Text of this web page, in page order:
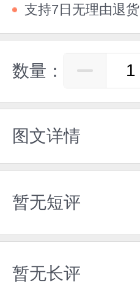
支持7日无理由退货
数量：
图文详情
暂无短评
暂无长评